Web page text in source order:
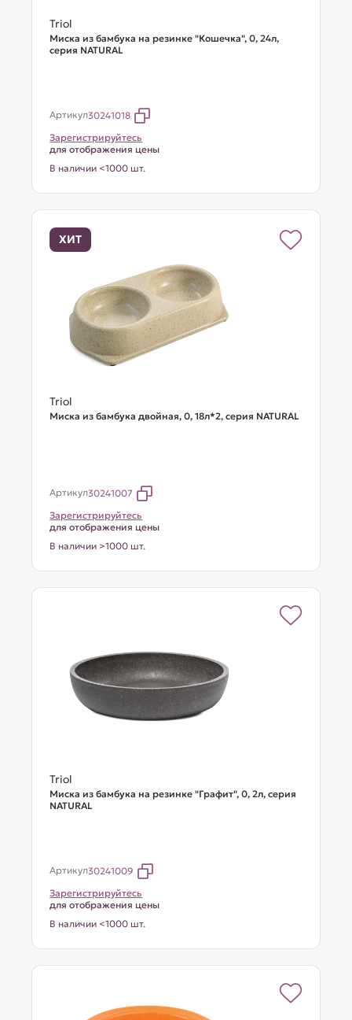
Triol
Миска из бамбука на резинке "Кошечка", 0, 24л,
серия NATURAL
Артикул30241018
Зарегистрируйтесь
для отображения цены
В наличии <1000 шт.
ХИТ
Triol
Миска из бамбука двойная, 0, 18л*2, серия NATURAL
Артикул30241007
Зарегистрируйтесь
для отображения цены
В наличии >1000 шт.
Triol
Миска из бамбука на резинке "Графит", 0, 2л, серия
NATURAL
Артикул30241009
Зарегистрируйтесь
для отображения цены
В наличии <1000 шт.